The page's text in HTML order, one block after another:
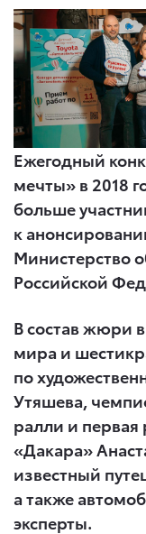
Ежегодный
мечты» в 2018
больше
к
Министерство
Российской
В состав жюри
мира и
по
Утяшева,
ралли и первая
«Дакара»
известный
а также
эксперты.